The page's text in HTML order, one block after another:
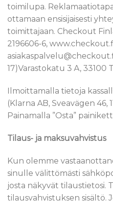
toimilupa.
ottamaan ensisijaisesti
toimittajaan. Checkout
2196606-6,
17)Varastokatu 3 A, 33100
Ilmoittamalla tietoja
(Klarna AB, Sveavägen 46,
Painamalla ”Osta”
Tilaus- ja maksuvahvistus
Kun olemme
sinulle välittömästi
josta näkyvät tilaustietosi.
tilausvahvistuksen sisältö.